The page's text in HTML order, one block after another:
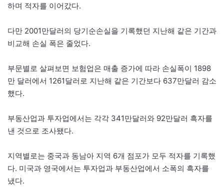
하며 적자를 이어갔다.
다만 2001만달러의 당기순손실을 기록했던 지난해 같은 기간과
비교해 손실 폭은 줄었다.
부문별로 살펴보면 보험업은 매출 증가에 따라 손실폭이 1898
만 달러에서 1261달러로 지난해 같은 기간보다 637만달러 감소
했다.
부동산업과 투자업에서는 각각 341만달러와 92만달러 흑자를
낸 것으로 조사됐다.
지역별로는 중국과 동남아 지역 6개 점포가 모두 적자를 기록했
다. 미국과 영국에서는 투자업과 부동산업에서 소폭의 흑자를
냈다.